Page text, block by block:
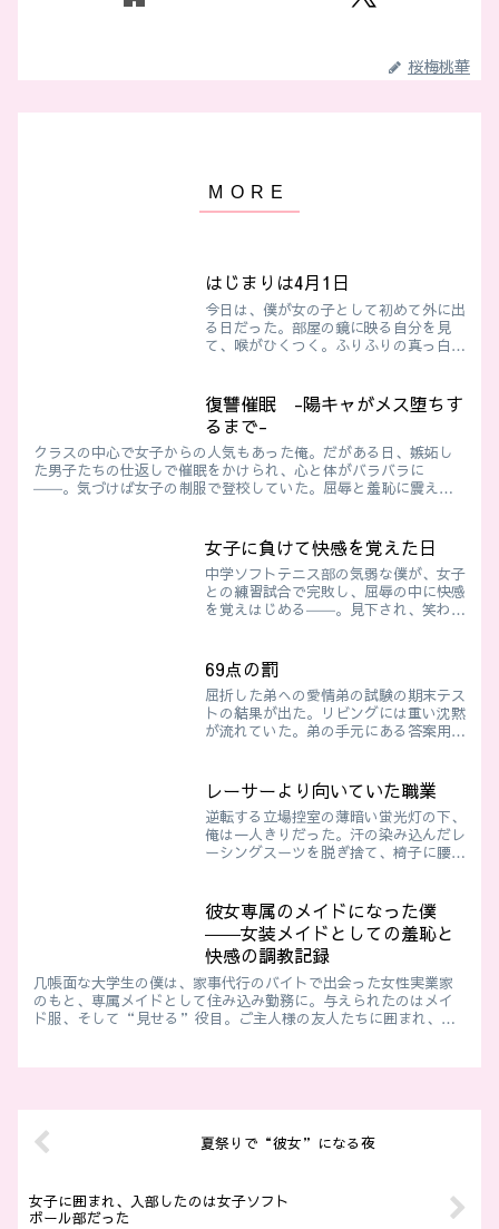
桜梅桃華
はじまりは4月1日
今日は、僕が女の子として初めて外に出
る日だった。部屋の鏡に映る自分を見
て、喉がひくつく。ふりふりの真っ白な
エが膨らんだスカートの中、タイツを履
いた細い脚が恥ずかしそうに...
復讐催眠 -陽キャがメス堕ちす
るまで-
クラスの中心で女子からの人気もあった俺。だがある日、嫉妬し
た男子たちの仕返しで催眠をかけられ、心と体がバラバラに
――。気づけば女子の制服で登校していた。屈辱と羞恥に震える
女子に負けて快感を覚えた日
中学ソフトテニス部の気弱な僕が、女子
との練習試合で完敗し、屈辱の中に快感
を覚えはじめる――。見下され、笑わ
たい」という願望までもが芽生えてい
く…。羞恥と興奮が交差する、女装×M
男ジャンルの物語
69点の罰
屈折した弟への愛情弟の試験の期末テス
トの結果が出た。リビングには重い沈黙
が流れていた。弟の手元にある答案用紙
まあ、平均点40点だし、頑張った方だ
と思うよ」自分でも無理が...
レーサーより向いていた職業
逆転する立場控室の薄暗い蛍光灯の下、
俺は一人きりだった。汗の染み込んだレ
ーシングスーツを脱ぎ捨て、椅子に腰を
ンの衣装だった。伸縮性のあるボディス
ーツは、ポリエステル特有...
彼女専属のメイドになった僕
――女装メイドとしての羞恥と
快感の調教記録
几帳面な大学生の僕は、家事代行のバイトで出会った女性実業家
のもと、専属メイドとして住み込み勤務に。与えられたのはメイ
ド服、そして“見せる”役目。ご主人様の友人たちに囲まれ、恥
夏祭りで“彼女”になる夜
女子に囲まれ、入部したのは女子ソフト
ボール部だった